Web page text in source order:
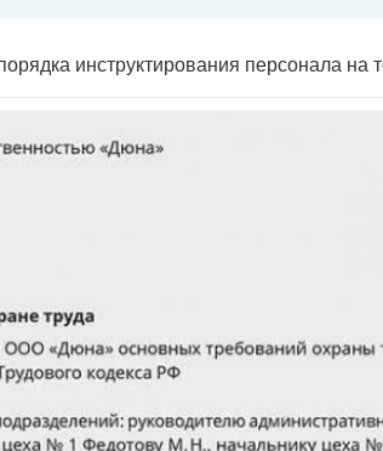
инструктирования персонала на